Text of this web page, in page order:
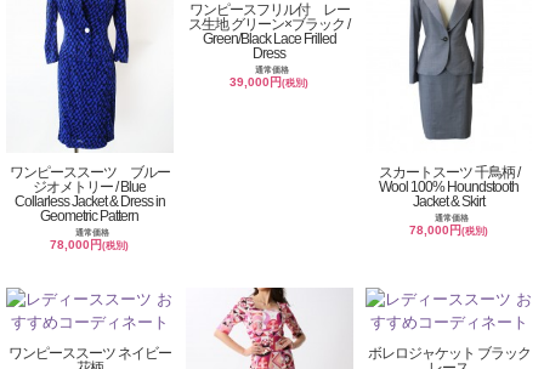
ワンピーススーツ ブルー
ジオメトリー / Blue
Collarless Jacket & Dress in
Geometric Pattern
通常価格
78,000円(税別)
ワンピースフリル付 レー
ス生地 グリーン×ブラック /
Green/Black Lace Frilled
Dress
通常価格
39,000円(税別)
スカートスーツ 千鳥柄 /
Wool 100% Houndstooth
Jacket & Skirt
通常価格
78,000円(税別)
ワンピーススーツ ネイビー
ボレロジャケット ブラック